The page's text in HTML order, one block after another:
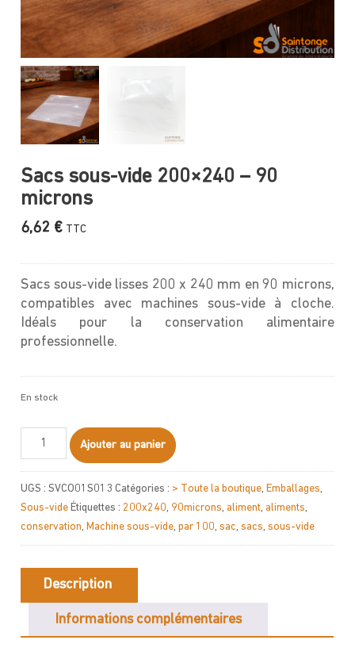
Sacs sous-vide 200×240 – 90
microns
6,62 € TTC
Sacs sous-vide lisses 200 x 240 mm en 90 microns,
compatibles avec machines sous-vide à cloche.
Idéals pour la conservation alimentaire
professionnelle.
En stock
quantité
Sacs
sous-
vide
200x240
90
microns
Ajouter au panier
UGS :SVCO01S013 Catégories : > Toute la boutique,Emballages,
Sous-vide Étiquettes :200x240, 90microns,aliment,aliments,
conservation,Machine sous-vide,par 100,sac,sacs,sous-vide
Description
Informations complémentaires